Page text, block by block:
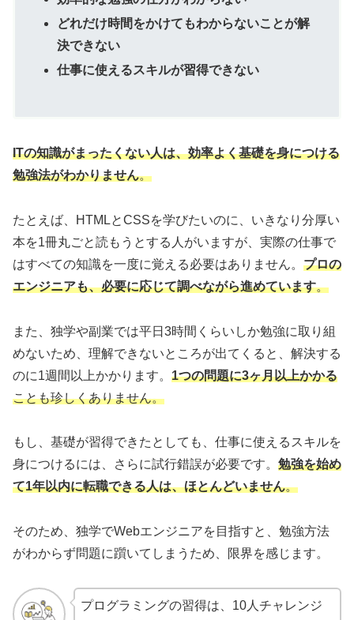
どれだけ時間をかけてもわからないことが解
決できない
仕事に使えるスキルが習得できない
ITの知識がまったくない人は、効率よく基礎を身につける
勉強法がわかりません。
たとえば、HTMLとCSSを学びたいのに、いきなり分厚い
本を1冊丸ごと読もうとする人がいますが、実際の仕事で
はすべての知識を一度に覚える必要はありません。 プロの
エンジニアも、必要に応じて調べながら進めています。
また、独学や副業では平日3時間くらいしか勉強に取り組
めないため、理解できないところが出てくると、解決する
のに1週間以上かかります。 1つの問題に3ヶ月以上かかる
ことも珍しくありません。
もし、基礎が習得できたとしても、仕事に使えるスキルを
身につけるには、さらに試行錯誤が必要です。 勉強を始め
て1年以内に転職できる人は、ほとんどいません。
そのため、独学でWebエンジニアを目指すと、勉強方法
がわからず問題に躓いてしまうため、限界を感じます。
プログラミングの習得は、10人チャレンジ